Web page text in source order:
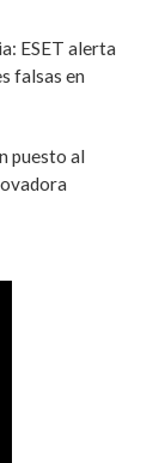
ESET alerta
falsas en
puesto al